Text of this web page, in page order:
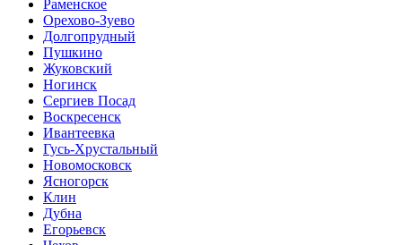
Раменское
Орехово-Зуево
Долгопрудный
Пушкино
Жуковский
Ногинск
Сергиев Посад
Воскресенск
Ивантеевка
Гусь-Хрустальный
Новомосковск
Ясногорск
Клин
Дубна
Егорьевск